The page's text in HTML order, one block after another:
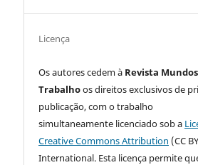
Licença
Os autores cedem à Revista
Trabalhoos direitos exclusivos de
publicação, com o trabalho
simultaneamente licenciado sob a
Creative Commons Attribution (CC
International. Esta licença permite